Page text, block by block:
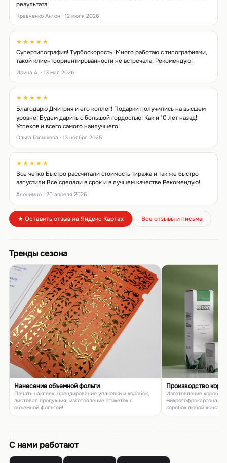
результата!
Кравченко Антон · 12 июля 2026
★★★★★
Супертипография! Турбоскорость! Много работаю с типографиями,
такой клиентоориентированности не встречала. Рекомендую!
Ирина А. · 13 мая 2026
★★★★★
Благодарю Дмитрия и его коллег! Подарки получились на высшем
уровне! Будем дарить с большой гордостью! Как и 10 лет назад!
Успехов и всего самого наилучшего!
Ольга Голышева · 13 ноября 2025
★★★★★
Все четко Быстро рассчитали стоимость тиража и так же быстро
запустили Все сделали в срок и в лучшем качестве Рекомендую!
Анонимно · 20 апреля 2026
★ Оставить отзыв на Яндекс Картах Все отзывы и письма
Тренды сезона
Нанесение объемной фольги
Печать наклеек, брендирование упаковки и коробок,
листовая продукция, изготовление этикеток с
объемной фольгой!
Производство
Изготовление коробок
микрогофрокартона,
коробок любой
С нами работают